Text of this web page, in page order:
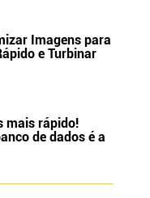
Imagens para
e Turbinar
mais rápido!
de dados é a